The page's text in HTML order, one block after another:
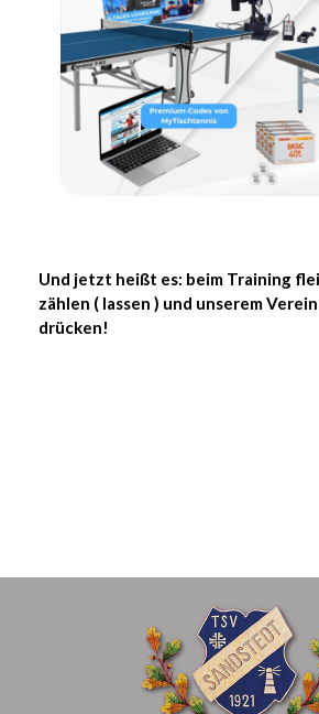
Und jetzt heißt es: beim Training
zählen ( lassen ) und unserem
drücken!